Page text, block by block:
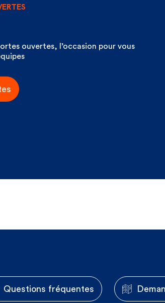
ouvertes, l’occasion pour vous
Questions fréquentes